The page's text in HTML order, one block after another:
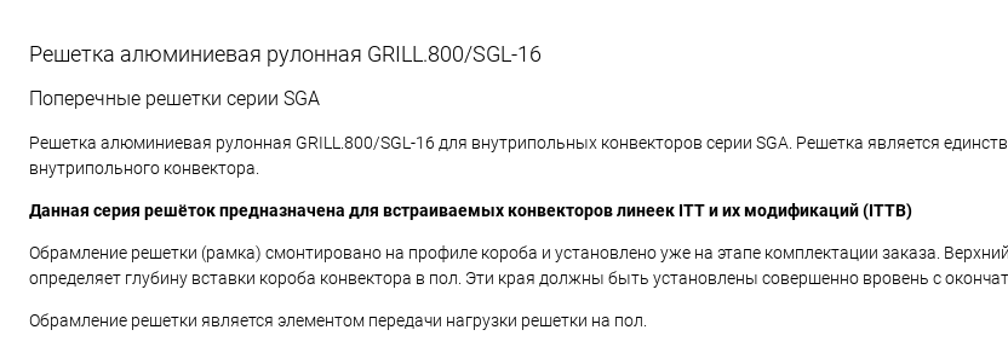
Решетка алюминиевая рулонная GRILL.800/SGL-16
Поперечные решетки серии SGA
Решетка алюминиевая рулонная GRILL.800/SGL-16 для внутрипольных конвекторов серии SGA. Решетка является
внутрипольного конвектора.
Данная серия решёток предназначена для встраиваемых конвекторов линеек ITTи их модификаций (ITTB)
Обрамление решетки (рамка) смонтировано на профиле короба и установлено уже на этапе комплектации заказа.
определяет глубину вставки короба конвектора в пол. Эти края должны быть установлены совершенно вровень с
Обрамление решетки является элементом передачи нагрузки решетки на пол.